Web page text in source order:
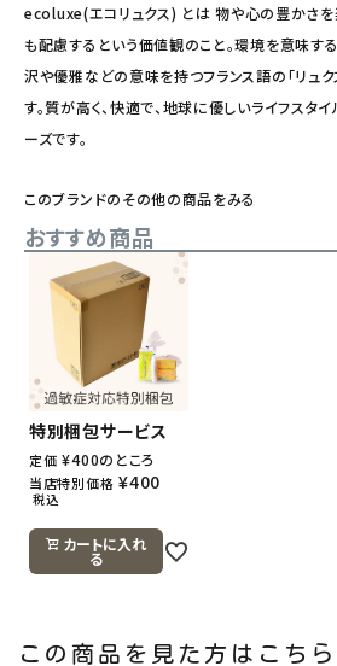
ecoluxe(エコリュクス) とは 物や心の豊かさを
も配慮するという価値観のこと。環境を意味す
沢や優雅などの意味を持つフランス語の「リュ
す。質が高く、快適で、地球に優しいライフスタ
ーズです。
このブランドのその他の商品をみる
おすすめ商品
特別梱包サービス
定価 ¥400のところ
当店特別価格 ¥400
税込
カートに入れ
る
この商品を見た方はこち